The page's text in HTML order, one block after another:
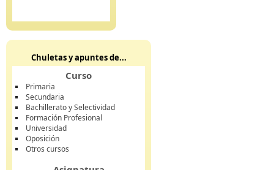
Chuletas y apuntes de...
Curso
Primaria
Secundaria
Bachillerato y Selectividad
Formación Profesional
Universidad
Oposición
Otros cursos